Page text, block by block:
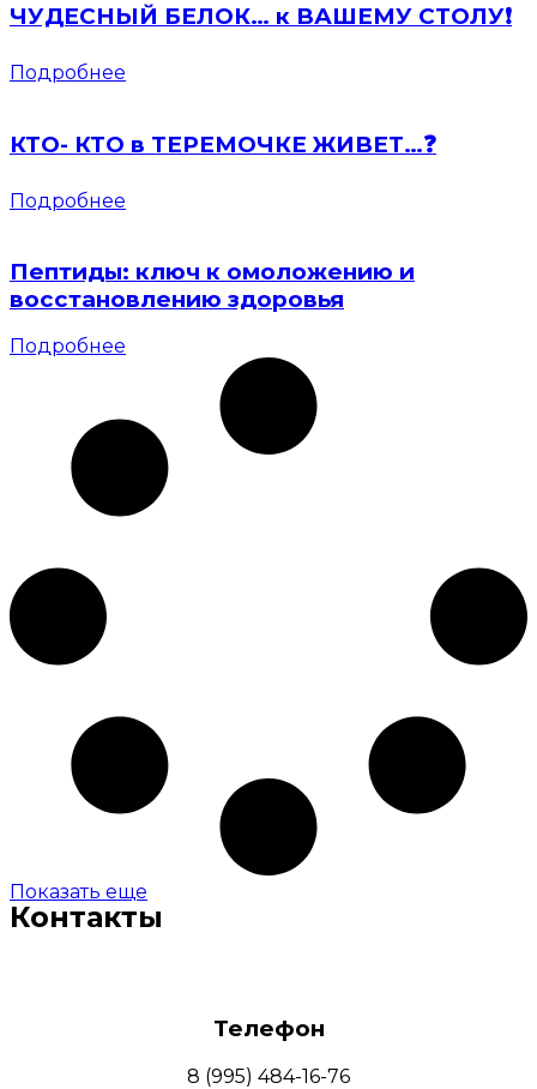
ЧУДЕСНЫЙ БЕЛОК… к ВАШЕМУ СТОЛУ❗️
Подробнее
КТО- КТО в ТЕРЕМОЧКЕ ЖИВЕТ…❓
Подробнее
Пептиды: ключ к омоложению и
восстановлению здоровья
Подробнее
Показать еще
Контакты
Телефон
8 (995) 484-16-76